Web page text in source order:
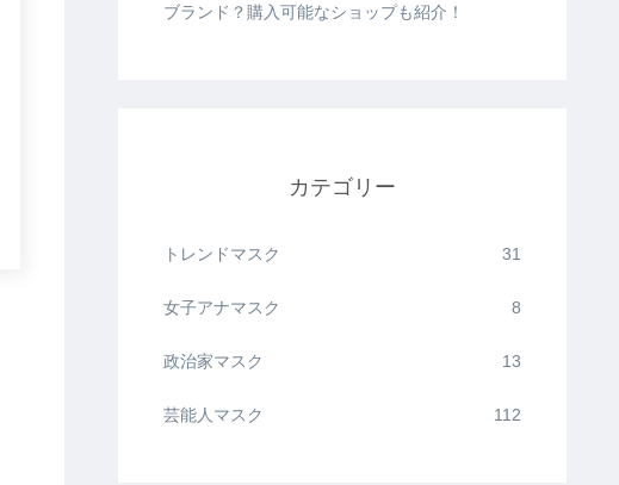
ブランド？購入可能なショップも紹介！
カテゴリー
トレンドマスク 31
女子アナマスク 8
政治家マスク 13
芸能人マスク 112